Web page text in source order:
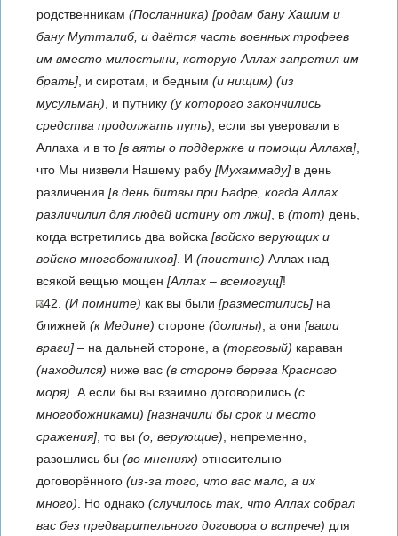
родственникам (Посланника) [родам бану Хашим и
бану Мутталиб, и даётся часть военных трофеев
им вместо милостыни, которую Аллах запретил им
брать] , и сиротам, и бедным (и нищим) (из
мусульман) , и путнику (у которого закончились
средства продолжать путь) , если вы уверовали в
Аллаха и в то [в аяты о поддержке и помощи Аллаха]
что Мы низвели Нашему рабу [Мухаммаду] в день
различения [в день битвы при Бадре, когда Аллах
различилил для людей истину от лжи] , в (тот) день,
когда встретились два войска [войско верующих и
войско многобожников] . И (поистине) Аллах над
всякой вещью мощен [Аллах – всемогущ]!
42. (И помните) как вы были [разместились] на
ближней (к Медине) стороне (долины) , а они [ваши
враги] – на дальней стороне, а (торговый) караван
(находился) ниже вас (в стороне берега Красного
моря) . А если бы вы взаимно договорились (с
многобожниками) [назначили бы срок и место
сражения] , то вы (о, верующие) , непременно,
разошлись бы (во мнениях) относительно
договорённого (из-за того, что вас мало, а их
много) . Но однако (случилось так, что Аллах собрал
вас без предварительного договора о встрече) для